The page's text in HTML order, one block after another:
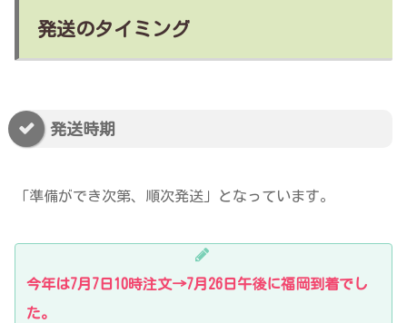
発送のタイミング
発送時期
「準備ができ次第、順次発送」となっています。
今年は7月7日10時注文→7月26日午後に福岡到着でし
た。